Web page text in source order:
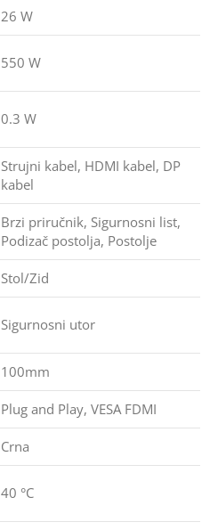
26 W
550 W
0.3 W
Strujni kabel, HDMI kabel, DP
kabel
Brzi priručnik, Sigurnosni list,
Podizač postolja, Postolje
Stol/Zid
Sigurnosni utor
100mm
Plug and Play, VESA FDMI
Crna
40 °C